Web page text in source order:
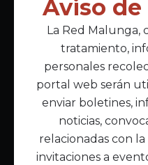
Acepto lapolítica
Enlaces Principales
Inicio
Acerca de Malunga
Nuestra misión
Quiénes somos
Aviso
La Red Malunga,
tratamiento,
personales
portal web serán
enviar boletines,
noticias,
relacionadas con
invitaciones a